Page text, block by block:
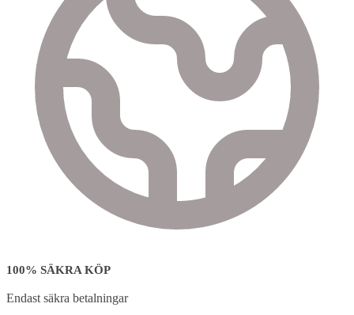
100% SÄKRA KÖP
Endast säkra betalningar